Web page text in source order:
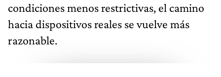
condiciones menos restrictivas, el camino
hacia dispositivos reales se vuelve más
razonable.